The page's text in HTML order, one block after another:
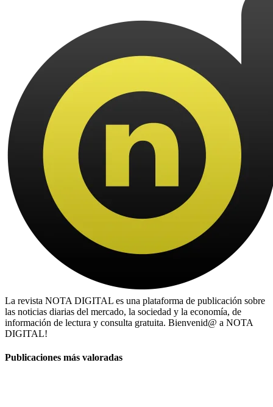
La revista NOTA DIGITAL es una plataforma de publicación sobre
las noticias diarias del mercado, la sociedad y la economía, de
información de lectura y consulta gratuita. Bienvenid@ a NOTA
DIGITAL!
Publicaciones más valoradas